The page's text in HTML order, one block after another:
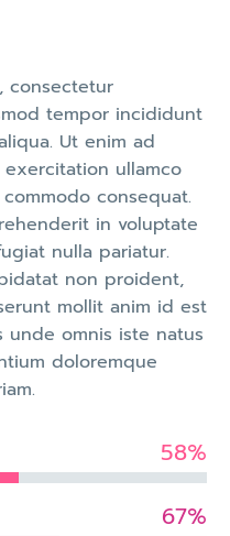
consectetur
tempor incididunt
Ut enim ad
ullamco
consequat.
in voluptate
nulla pariatur.
non proident,
mollit anim id est
unde omnis iste natus
doloremque
58%
67%